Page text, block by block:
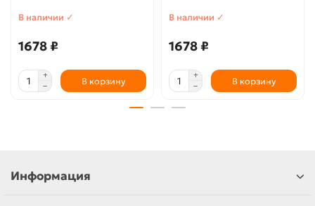
В наличии ✓
1678 ₽
В корзину
В наличии ✓
1678 ₽
В корзину
Информация